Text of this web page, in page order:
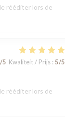
rééditer lors de
/5 Kwaliteit / Prijs: 5/5
rééditer lors de